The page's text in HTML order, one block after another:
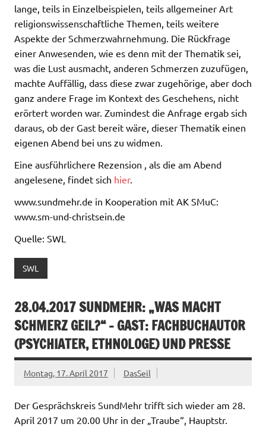
lange, teils in Einzelbeispielen, teils allgemeiner Art
religionswissenschaftliche Themen, teils weitere
Aspekte der Schmerzwahrnehmung. Die Rückfrage
einer Anwesenden, wie es denn mit der Thematik sei,
was die Lust ausmacht, anderen Schmerzen zuzufügen,
machte Auffällig, dass diese zwar zugehörige, aber doch
ganz andere Frage im Kontext des Geschehens, nicht
erörtert worden war. Zumindest die Anfrage ergab sich
daraus, ob der Gast bereit wäre, dieser Thematik einen
eigenen Abend bei uns zu widmen.
Eine ausführlichere Rezension , als die am Abend
angelesene, findet sich hier.
www.sundmehr.de in Kooperation mit AK SMuC:
www.sm-und-christsein.de
Quelle: SWL
SWL
28.04.2017 SUNDMEHR: „WAS MACHT
SCHMERZ GEIL?“ – GAST: FACHBUCHAUTOR
(PSYCHIATER, ETHNOLOGE) UND PRESSE
Montag, 17. April 2017 DasSeil
Der Gesprächskreis SundMehr trifft sich wieder am 28.
April 2017 um 20.00 Uhr in der „Traube“, Hauptstr.